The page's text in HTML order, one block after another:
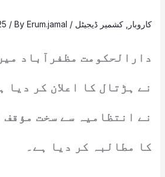
کاروبار کشمیر ڈیجیٹل /
/ ByErum.jamal
دارالحکومت مظفرآباد
نے ہڑتال کا اعلان کر دیا
نے انتظامیہ سے سخت
کا مطالبہ کر دیا ہے۔